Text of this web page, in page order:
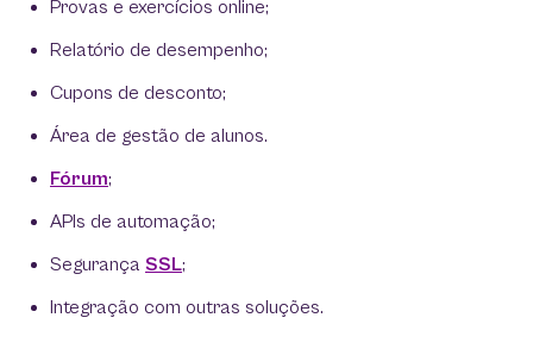
Provas e exercícios online;
Relatório de desempenho;
Cupons de desconto;
Área de gestão de alunos.
Fórum;
APIs de automação;
Segurança SSL;
Integração com outras soluções.